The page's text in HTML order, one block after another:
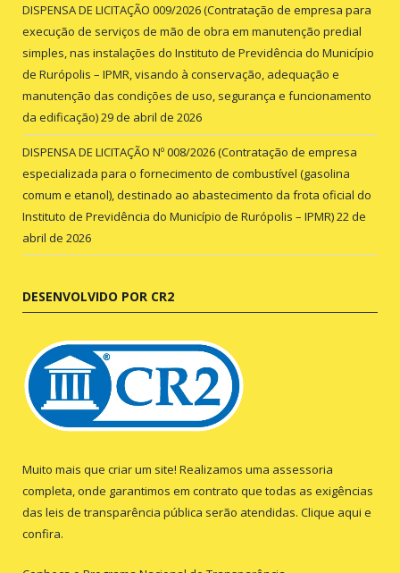
DISPENSA DE LICITAÇÃO 009/2026 (Contratação de empresa para
execução de serviços de mão de obra em manutenção predial
simples, nas instalações do Instituto de Previdência do Município
de Rurópolis – IPMR, visando à conservação, adequação e
manutenção das condições de uso, segurança e funcionamento
da edificação)29 de abril de 2026
DISPENSA DE LICITAÇÃO Nº 008/2026 (Contratação de empresa
especializada para o fornecimento de combustível (gasolina
comum e etanol), destinado ao abastecimento da frota oficial do
Instituto de Previdência do Município de Rurópolis – IPMR)22 de
abril de 2026
DESENVOLVIDO POR CR2
Muito mais que criar um site! Realizamos uma assessoria
completa, onde garantimos em contrato que todas as exigências
das leis de transparência pública serão atendidas. Clique aqui e
confira.